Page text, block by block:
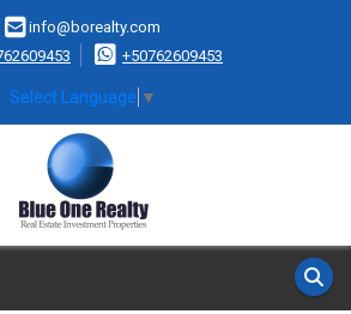
info@borealty.com
+50762609453
Select Language ▼